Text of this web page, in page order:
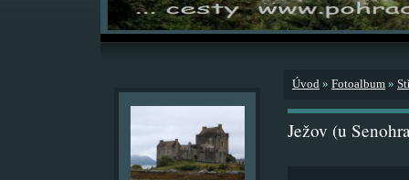
Úvod » Fotoalbum »
Ježov (u